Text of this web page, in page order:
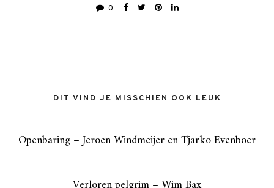
0
DIT VIND JE MISSCHIEN OOK LEUK
Openbaring – Jeroen Windmeijer en Tjarko Evenboer